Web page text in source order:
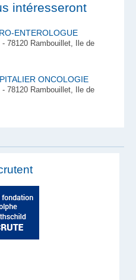
intéresseront
ENTEROLOGUE
78120 Rambouillet, Ile de
ONCOLOGIE
78120 Rambouillet, Ile de